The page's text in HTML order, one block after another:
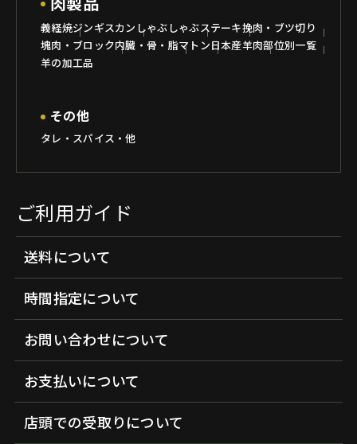
肉製品
義経焼ジンギスカン しゃぶしゃぶステーキ挽肉・ブツ切り
塊肉・ブロック内臓・骨・脂マトン 日本産羊肉部位別一覧
羊の加工品
その他
タレ・スパイス・他
ご利用ガイド
送料について
時間指定について
お問い合わせについて
お支払いについて
店頭での受取りについて